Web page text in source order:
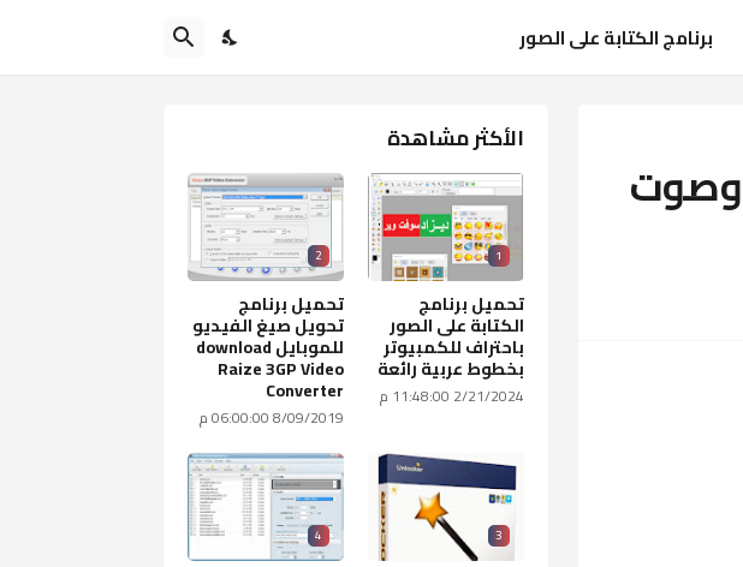
برنامج الكتابة على الصور
وصوت
الأكثر مشاهدة
1
تحميل برنامج
الكتابة على الصور
باحتراف للكمبيوتر
بخطوط عربية رائعة
2/21/2024 11:48:00 م
2
تحميل برنامج
تحويل صيغ الفيديو
للموبايل download
Raize 3GP Video
Converter
8/09/2019 06:00:00 م
3
4